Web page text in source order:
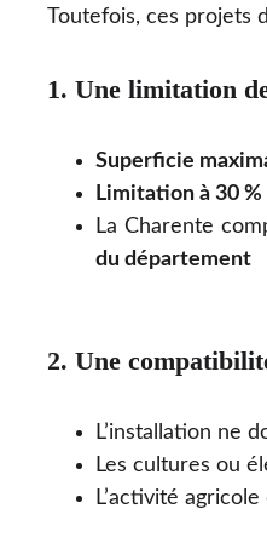
Toutefois, ces projets
1. Une limitation
Superficie
Limitation à 30
La Charente
du département
2. Une
L’installation ne
Les cultures ou
L’activité